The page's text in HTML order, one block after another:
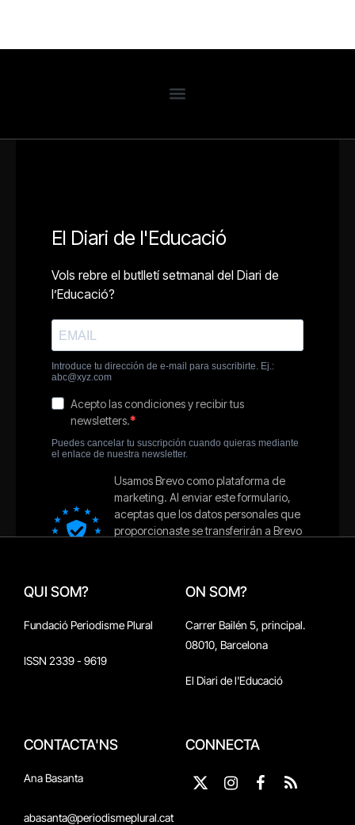
QUI SOM?
Fundació Periodisme Plural
ISSN 2339 - 9619
ON SOM?
Carrer Bailén 5, principal.
08010, Barcelona
El Diari de l'Educació
CONTACTA'NS
Ana Basanta
abasanta@periodismeplural.cat
CONNECTA
X
Instagram
Facebook
RSS